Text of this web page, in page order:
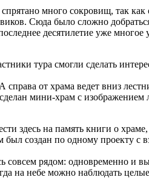
много сокровищ, так
Сюда было сложно
десятилетие уже многое
тура смогли сделать
от храма ведет вниз
мини-храм с изображением
здесь на память книги о
был создан по одному проекту
совсем рядом: одновременно и
на небе можно наблюдать